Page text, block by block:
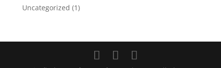
Uncategorized (1)